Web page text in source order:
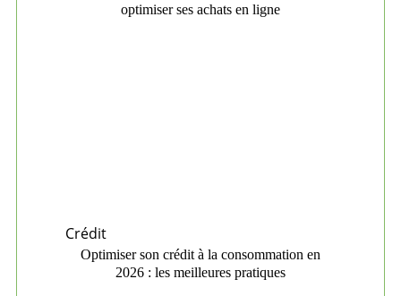
optimiser ses achats en ligne
Crédit
Optimiser son crédit à la consommation en
2026 : les meilleures pratiques